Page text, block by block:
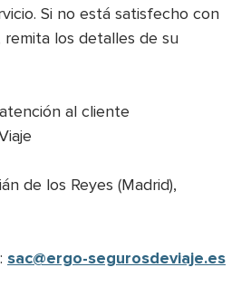
Si no está satisfecho con
los detalles de su
al cliente
de los Reyes (Madrid),
sac@ergo-segurosdeviaje.es